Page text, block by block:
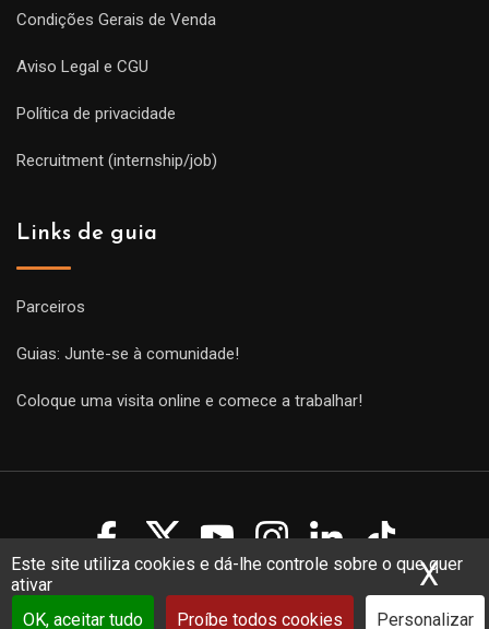
Este site utiliza cookies e dá-lhe controle sobre o que quer
ativar
OK, aceitar tudo
Proíbe todos cookies Personalizar
X
Condições Gerais de Venda
Aviso Legal e CGU
Política de privacidade
Recruitment (internship/job)
Links de guia
Parceiros
Guias: Junte-se à comunidade!
Coloque uma visita online e comece a trabalhar!
Copyright Guides 2021. Tous droits réservés.
Développement
web sur mesurepar iSoluce